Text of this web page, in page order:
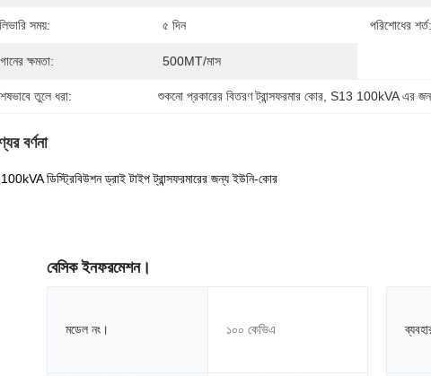
সময়: ৫ দিন পরিশোধের শর্ত:
ক্ষমতা: 500MT/মাস
তুলে ধরা: শুকনো প্রকারের বিতরণ ট্রান্সফরমার কোর , S13 100kVA এর
বর্ণনা
ডিস্ট্রিবিউশন ড্রাই টাইপ ট্রান্সফরমারের জন্য ইউনি-কোর
বেসিক ইনফরমেশন।
মডেল নং। ১০০ কেভিএ